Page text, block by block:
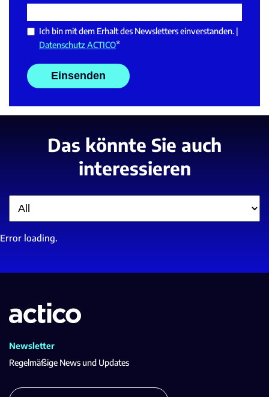
Ich bin mit dem Erhalt des Newsletters einverstanden. |
Datenschutz ACTICO*
Das könnte Sie auch
interessieren
Filter
Error loading.
Newsletter
Regelmäßige News und Updates